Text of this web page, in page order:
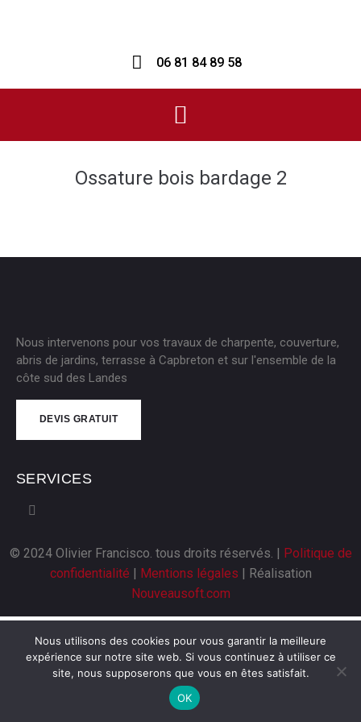
06 81 84 89 58
Ossature bois bardage 2
Nous intervenons pour vos travaux de charpente, couverture,
abris de jardins, terrasse à Capbreton et sur l'ensemble de la
côte sud des Landes
DEVIS GRATUIT
SERVICES
© 2024 Olivier Francisco. tous droits réservés. | Politique de
confidentialité | Mentions légales | Réalisation
Nouveausoft.com
Nous utilisons des cookies pour vous garantir la meilleure
expérience sur notre site web. Si vous continuez à utiliser ce
site, nous supposerons que vous en êtes satisfait.
OK